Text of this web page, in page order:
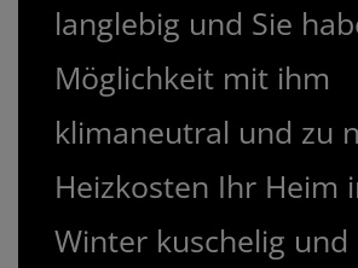
langlebig und Sie
Möglichkeit mit ihm
klimaneutral und zu
Heizkosten Ihr Heim
Winter kuschelig und